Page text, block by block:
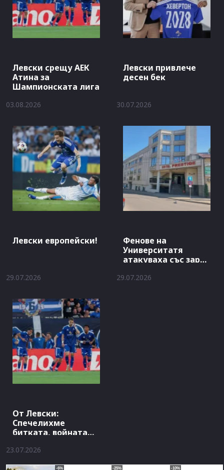
Левски срещу АЕК
Атина за
Шампионската лига
03.08.2026
Левски привлече
десен бек
30.07.2026
Левски европейски!
29.07.2026
Фенове на
Университатя
атакуваха със заря
29.07.2026
От Левски:
Спечелихме
битката, войната
23.07.2026